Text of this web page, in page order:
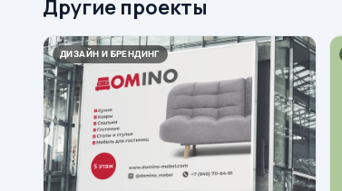
Другие проекты
ДИЗАЙН И БРЕНДИНГ